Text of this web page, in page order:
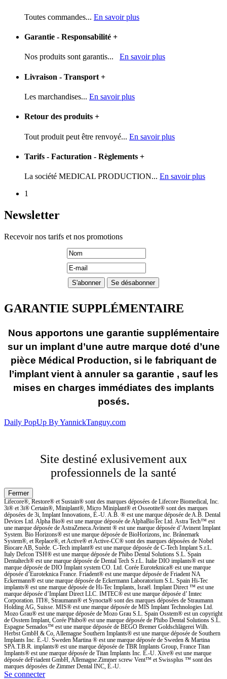
Toutes commandes... En savoir plus
Garantie - Responsabilité +
Nos produits sont garantis... En savoir plus
Livraison - Transport +
Les marchandises... En savoir plus
Retour des produits +
Tout produit peut être renvoyé... En savoir plus
Tarifs - Facturation - Règlements +
La société MEDICAL PRODUCTION... En savoir plus
1
Newsletter
Recevoir nos tarifs et nos promotions
GARANTIE SUPPLÉMENTAIRE
Nous apportons une garantie supplémentaire
sur un implant d’une autre marque doté d’une
pièce Médical Production, si le fabriquant de
l’implant vient à annuler sa garantie , sauf les
mises en charges immédiates des implants
posés.
Daily PopUp By YannickTanguy.com
Site destiné exlusivement aux
professionnels de la santé
Lifecore®, Restore® et Sustain® sont des marques déposées de Lifecore Biomedical, Inc.
3i® et 3i® Certain®, Miniplant®, Micro Miniplant® et Osseotite® sont des marques
déposées de 3i, Implant Innovations, É.-U. A.B. ® est une marque déposée de A.B. Dental
Devices Ltd. Alpha Bio® est une marque déposée de AlphaBioTec Ltd. Astra Tech™ est
une marque déposée de AstraZeneca.Avinent ® est une marque déposée d’Avinent Implant
System. Bio Horizons® est une marque déposée de BioHorizons, inc. Brånemark
System®, et Replace®, et Active® et Active-CC® sont des marques déposées de Nobel
Biocare AB, Suède. C-Tech implant® est une marque déposée de C-Tech Implant S.r.L.
Italy Defcon TSH® est une marque déposée de Phibo Dental Solutions S.L. Spain
Dentaltech® est une marque déposée de Dental Tech S.r.L. Italie DIO implants® est une
marque déposée de DIO Implant system CO. Ltd. Corée Euroteknica® est une marque
déposée d’Euroteknica France. Friadent® est une marque déposée de Friadent NA
Eckermann® est une marque déposée de Eckermann Laboratorium S.L. Spain Hi-Tec
implants® est une marque déposée de Hi-Tec Implants, Israël. Implant Direct ™ est une
marque déposée d’Implant Direct LLC. IMTEC® est une marque déposée d’ Imtec
Corporation. ITI®, Straumann® et Synocta® sont des marques déposées de Straumann
Holding AG, Suisse. MIS® est une marque déposée de MIS Implant Technologies Ltd.
Mozo Grau® est une marque déposée de Mozo Grau S.L. Spain Osstem® est un copyright
de Osstem Implant, Corée Phibo® est une marque déposée de Phibo Dental Solutions S.L.
Espagne Semados™ est une marque déposée de BEGO Bremer Goldschlägerei Wilh.
Herbst GmbH & Co, Allemagne Southern Implants® est une marque déposée de Southern
Implants Inc. É.-U. Sweden Martina ® est une marque déposée de Sweden & Martina
SPA.T.B.R. implants® est une marque déposée de TBR Implants Group, France Titan
Implants® est une marque déposée de Titan Implants Inc. É.-U. Xive® est une marque
déposée deFriadent GmbH, Allemagne.Zimmer screw Vent™ et Swissplus ™ sont des
marques déposées de Zimmer Dental INC, É.-U.
Se connecter